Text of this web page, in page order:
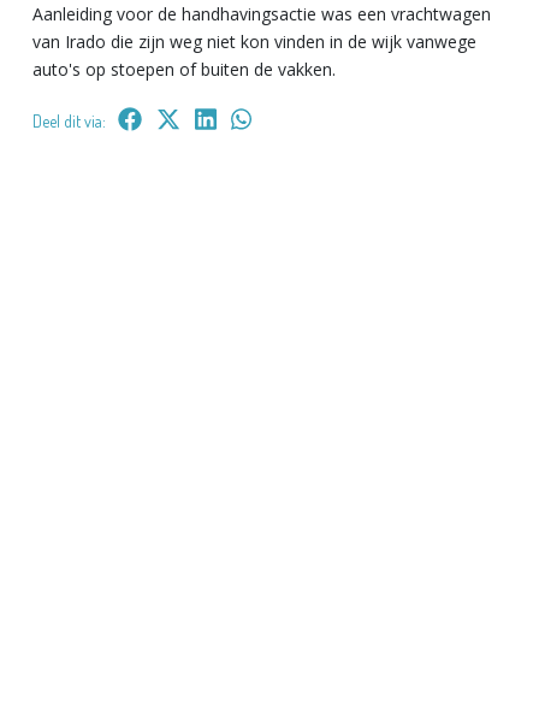
Aanleiding voor de handhavingsactie was een vrachtwagen
van Irado die zijn weg niet kon vinden in de wijk vanwege
auto's op stoepen of buiten de vakken.
Deel dit via: